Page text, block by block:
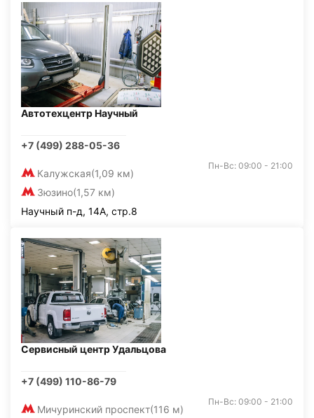
Автотехцентр Научный
+7 (499) 288-05-36
Калужская(1,09 км)
Зюзино(1,57 км)
Пн-Вс: 09:00 - 21:00
Научный п-д, 14А, стр.8
Сервисный центр Удальцова
+7 (499) 110-86-79
Мичуринский проспект(116 м)
Пн-Вс: 09:00 - 21:00